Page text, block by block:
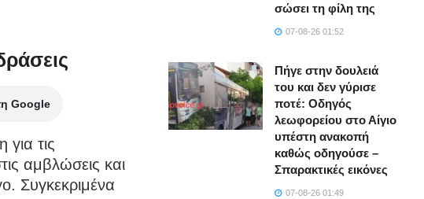
Google
τις
αμβλώσεις και
Συγκεκριμένα
σώσει τη φίλη της
07-08-26 01:52
Πήγε στην δουλειά
του και δεν γύρισε
ποτέ: Οδηγός
λεωφορείου στο Αίγιο
υπέστη ανακοπή
καθώς οδηγούσε –
Σπαρακτικές εικόνες
07-08-26 01:49